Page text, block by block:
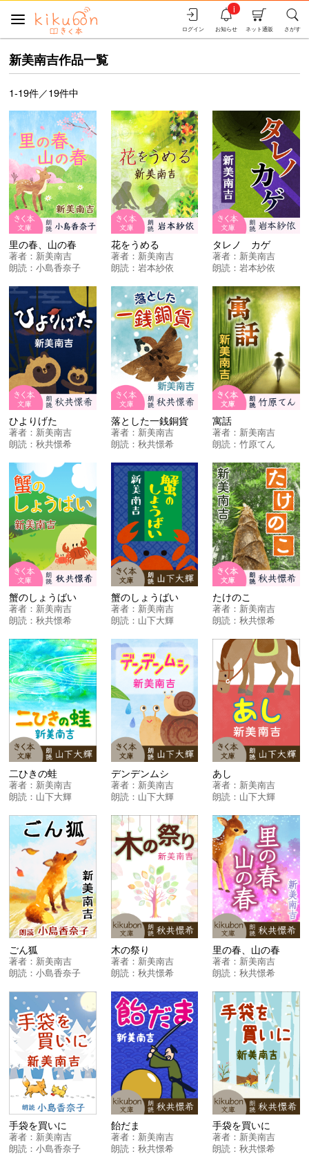
さがす
ネット通販
お知らせ
i
ログイン
新美南吉作品一覧
1-19件／19件中
里の春、山の春
著者： 新美南吉
朗読：小島香奈子
花をうめる
著者： 新美南吉
朗読： 岩本紗依
タレノ カゲ
著者： 新美南吉
朗読：岩本紗依
ひよりげた
著者： 新美南吉
朗読：秋共憬希
落とした一銭銅貨
著者： 新美南吉
朗読： 秋共憬希
寓話
著者： 新美南吉
朗読：竹原てん
蟹のしょうばい
著者： 新美南吉
朗読：秋共憬希
蟹のしょうばい
著者： 新美南吉
朗読： 山下大輝
たけのこ
著者： 新美南吉
朗読：秋共憬希
二ひきの蛙
著者： 新美南吉
朗読： 山下大輝
デンデンムシ
著者： 新美南吉
朗読： 山下大輝
あし
著者： 新美南吉
朗読： 山下大輝
ごん狐
著者： 新美南吉
朗読：小島香奈子
木の祭り
著者： 新美南吉
朗読： 秋共憬希
里の春、山の春
著者： 新美南吉
朗読：秋共憬希
手袋を買いに
著者： 新美南吉
朗読：小島香奈子
飴だま
著者： 新美南吉
朗読： 秋共憬希
手袋を買いに
著者： 新美南吉
朗読：秋共憬希